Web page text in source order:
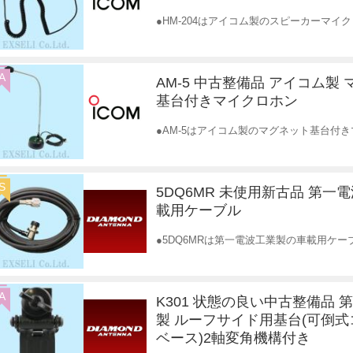
●HM-204はアイコム製のスピーカーマイ
AM-5 中古整備品 アイコム製
基台付きマイクロホン
●AM-5はアイコム製のマグネット基台付
5DQ6MR 未使用新古品 第一
載用ケーブル
●5DQ6MRは第一電波工業製の車載用ケー
K301 状態の良い中古整備品
製 ルーフサイド用基台(可倒
ベース)2軸変角機構付き